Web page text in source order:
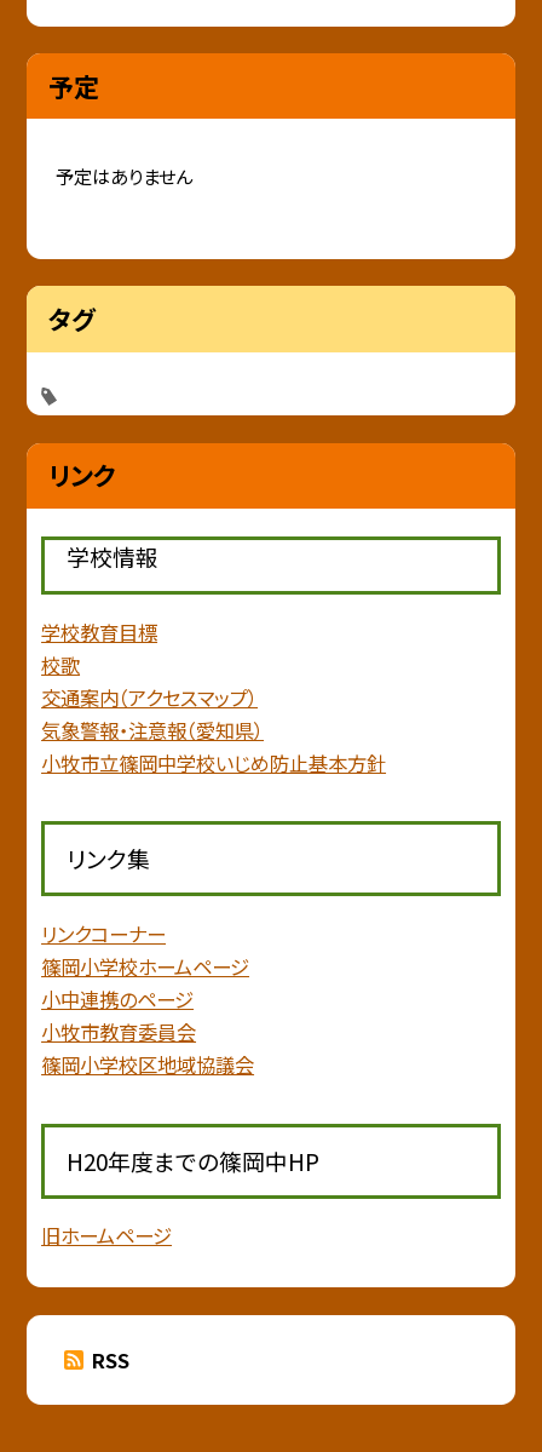
予定
予定はありません
タグ
リンク
学校情報
学校教育目標
校歌
交通案内（アクセスマップ）
気象警報・注意報（愛知県）
小牧市立篠岡中学校いじめ防止基本方針
リンク集
リンクコーナー
篠岡小学校ホームページ
小中連携のページ
小牧市教育委員会
篠岡小学校区地域協議会
H20年度までの篠岡中HP
旧ホームページ
RSS